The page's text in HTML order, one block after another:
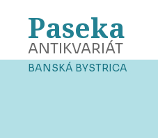
Paseka
ANTIKVARIÁT
BANSKÁ BYSTRICA